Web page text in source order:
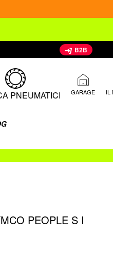
B2B
PNEUMATICI GARAGE IL
PEOPLE S I